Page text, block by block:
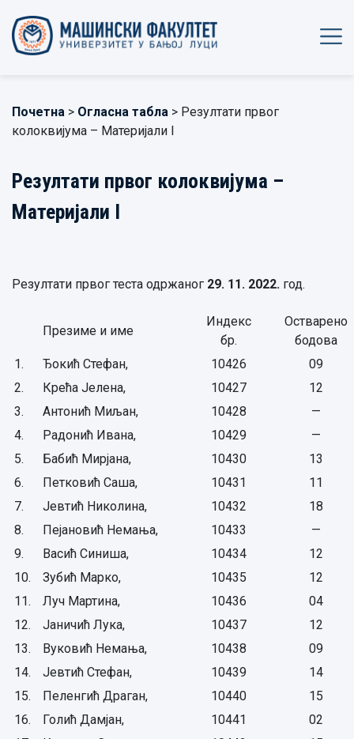
Почетна > Огласна табла > Резултати првог
колоквијума – Материјали I
Резултати првог колоквијума –
Материјали I
Резултати првог теста одржаног 29. 11. 2022. год.
Презиме и име
Индекс
бр.
Остварено
бодова
1.
Ђокић Стефан, 10426
09
2.
Крећа Јелена, 10427
12
3.
Антонић Миљан, 10428
—
4.
Радонић Ивана, 10429
—
5.
Бабић Мирјана, 10430
13
6.
Петковић Саша, 10431
11
7.
Јевтић Николина, 10432
18
8.
Пејановић Немања, 10433
—
9.
Васић Синиша, 10434
12
10.
Зубић Марко, 10435
12
11.
Луч Мартина, 10436
04
12.
Јаничић Лука, 10437
12
13.
Вуковић Немања, 10438
09
14.
Јевтић Стефан, 10439
14
15.
Пеленгић Драган, 10440
15
16.
Голић Дамјан, 10441
02